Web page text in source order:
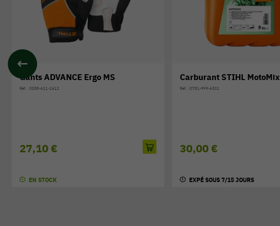
Gants ADVANCE Ergo MS
Réf. : 0088-611-1612
27,10 €
EN STOCK
Carburant STIHL MotoMix
Réf. : 0781-999-6301
30,00 €
EXPÉ SOUS 7/15 JOURS